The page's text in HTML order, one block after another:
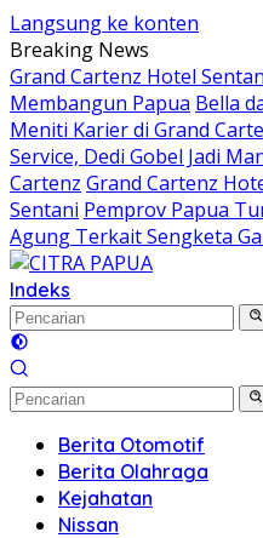
Langsung ke konten
Breaking News
Grand Cartenz Hotel
Membangun Papua Bella
Meniti Karier di Grand
Service, Dedi Gobel Jadi
Cartenz Grand Cartenz
Sentani Pemprov Papua
Agung Terkait Sengketa
Indeks
Berita Otomotif
Berita Olahraga
Kejahatan
Nissan